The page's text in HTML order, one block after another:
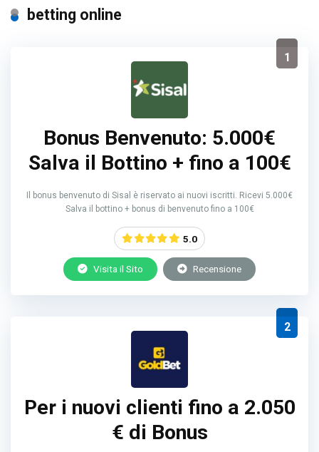
betting online
1
Bonus Benvenuto: 5.000€
Salva il Bottino + fino a 100€
Il bonus benvenuto di Sisal è riservato ai nuovi iscritti. Ricevi 5.000€
Salva il bottino + bonus di benvenuto fino a 100€
5.0
Visita il Sito Recensione
2
Per i nuovi clienti fino a 2.050
€ di Bonus